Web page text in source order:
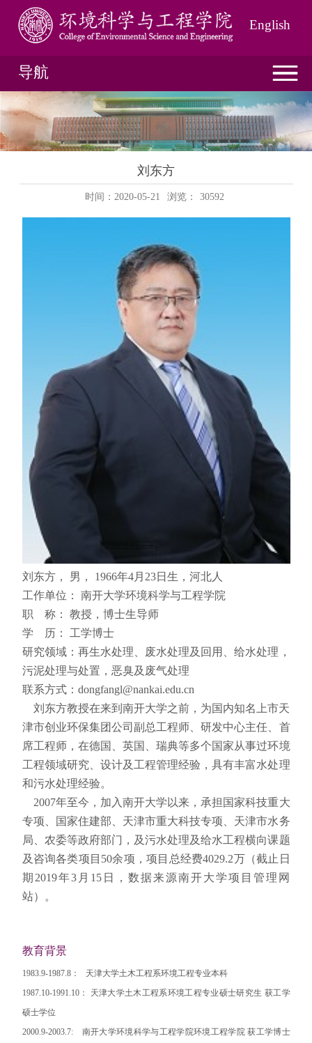
English
导航
刘东方
时间：2020-05-21 浏览： 30592
刘东方， 男， 1966年4月23日生，河北人
工作单位： 南开大学环境科学与工程学院
职 称： 教授，博士生导师
学 历： 工学博士
研究领域：再生水处理、废水处理及回用、给水处理，
污泥处理与处置，恶臭及废气处理
联系方式：dongfangl@nankai.edu.cn
刘东方教授在来到南开大学之前，为国内知名上市天
津市创业环保集团公司副总工程师、研发中心主任、首
席工程师，在德国、英国、瑞典等多个国家从事过环境
工程领域研究、设计及工程管理经验，具有丰富水处理
和污水处理经验。
2007年至今，加入南开大学以来，承担国家科技重大
专项、国家住建部、天津市重大科技专项、天津市水务
局、农委等政府部门，及污水处理及给水工程横向课题
及咨询各类项目50余项，项目总经费4029.2万（截止日
期2019年3月15日，数据来源南开大学项目管理网
站）。
教育背景
1983.9-1987.8： 天津大学土木工程系环境工程专业本科
1987.10-1991.10： 天津大学土木工程系环境工程专业硕士研究生 获工学
硕士学位
2000.9-2003.7: 南开大学环境科学与工程学院环境工程学院 获工学博士